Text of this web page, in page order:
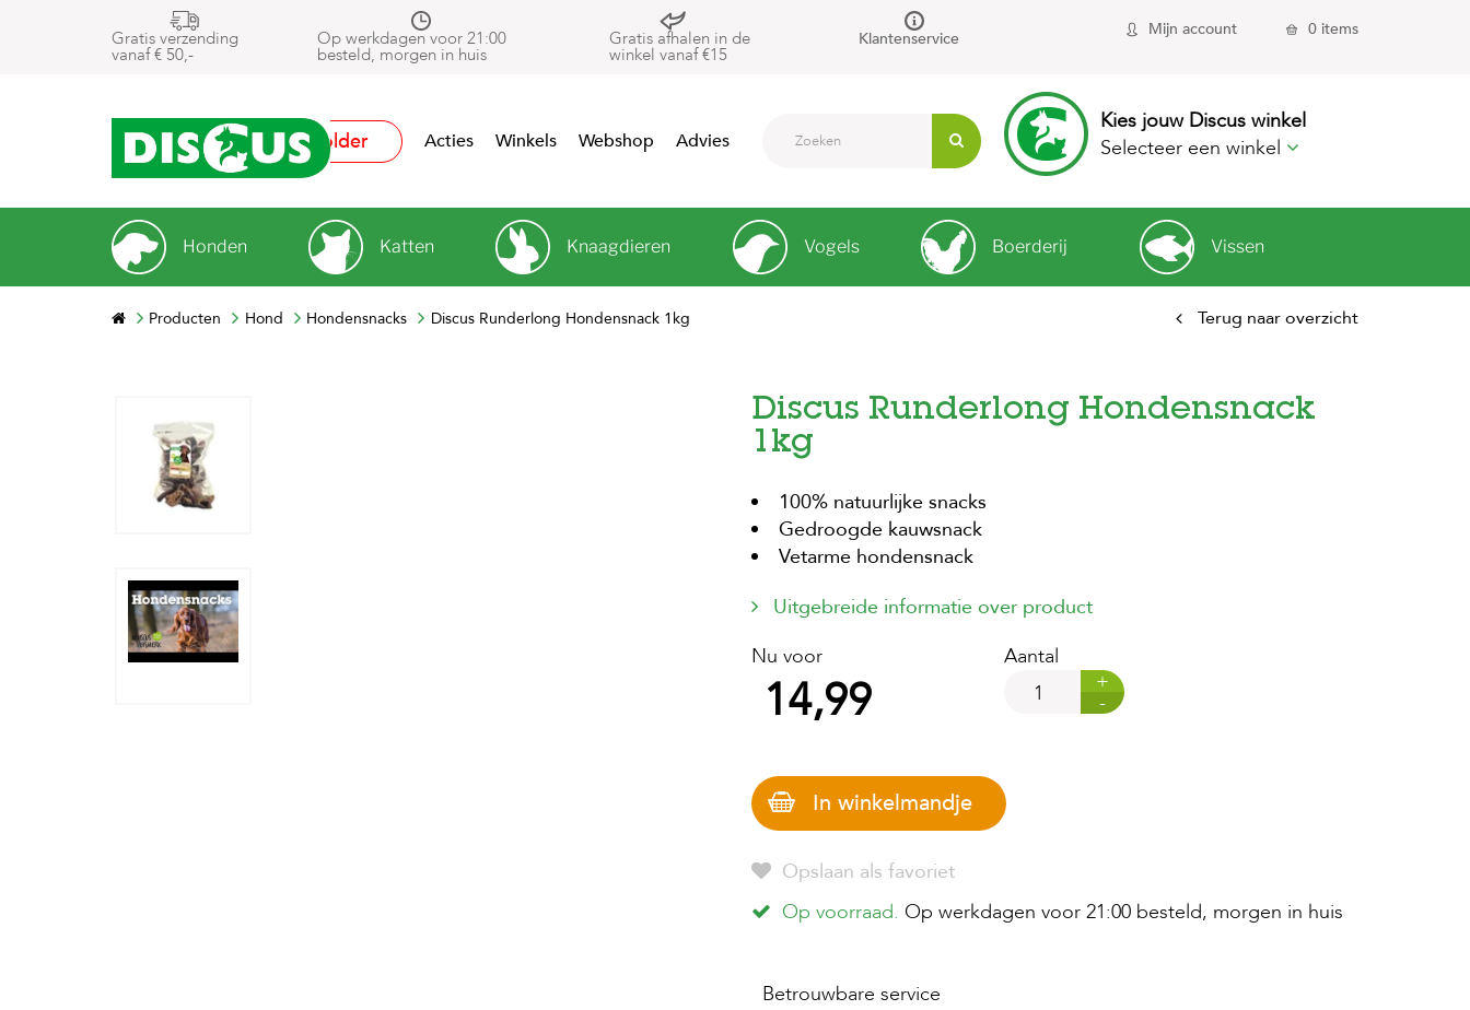
Gratis verzending
vanaf € 50,-
Op werkdagen voor 21:00
besteld, morgen in huis
Gratis afhalen in de
winkel vanaf €15
Klantenservice
Mijn account 0 items
Folder Acties Winkels Webshop Advies
Kies jouw Discus winkel
Selecteer een winkel
Honden Katten Knaagdieren Vogels Boerderij Vissen
Producten Hond Hondensnacks Discus Runderlong Hondensnack 1kg Terug naar overzicht
Discus Runderlong Hondensnack
1kg
100% natuurlijke snacks
Gedroogde kauwsnack
Vetarme hondensnack
Uitgebreide informatie over product
Nu voor
14,99
Aantal
+
-
In winkelmandje
Opslaan als favoriet
Op voorraad. Op werkdagen voor 21:00 besteld, morgen in huis
Betrouwbare service